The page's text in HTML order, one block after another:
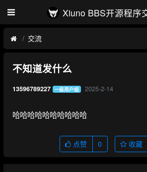
Xiuno BBS开源程序
交流
不知道发什么
13596789227 一级用户组 2025-2-14
哈哈哈哈哈哈哈哈哈哈
点赞 0 收藏